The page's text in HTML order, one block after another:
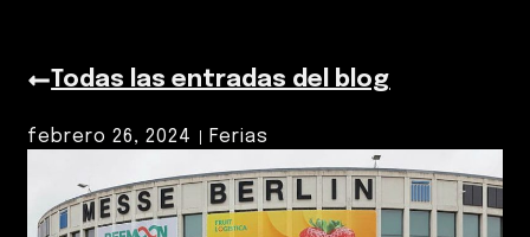
Todas las entradas del blog
febrero 26, 2024 Ferias